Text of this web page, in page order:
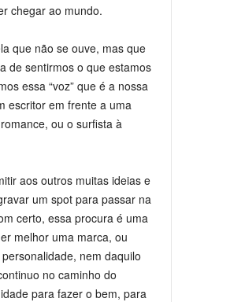
chegar ao mundo.
que não se ouve, mas que
de sentirmos o que estamos
essa “voz” que é a nossa
escritor em frente a uma
ou o surfista à
aos outros muitas ideias e
um spot para passar na
certo, essa procura é uma
melhor uma marca, ou
nem daquilo
no caminho do
para fazer o bem, para